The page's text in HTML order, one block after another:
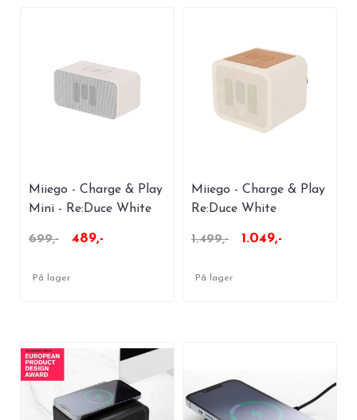
Miiego - Charge & Play
Mini - Re:Duce White
699,- 489,-
På lager
Miiego - Charge & Play
Re:Duce White
1.499,- 1.049,-
På lager